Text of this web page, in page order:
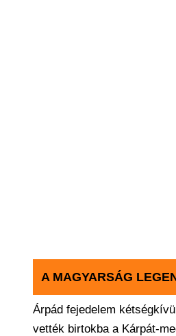
A MAGYARSÁG
Árpád fejedelem
vették birtokba a Kárpát-